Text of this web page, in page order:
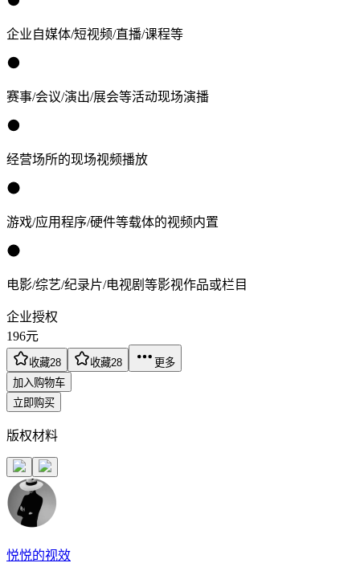
企业自媒体/短视频/直播/课程等
赛事/会议/演出/展会等活动现场演播
经营场所的现场视频播放
游戏/应用程序/硬件等载体的视频内置
电影/综艺/纪录片/电视剧等影视作品或栏目
企业授权
196元
收藏28 收藏28
更多
加入购物车
立即购买
版权材料
悦悦的视效